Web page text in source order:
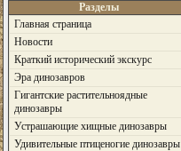
Разделы
Главная страница
Новости
Краткий исторический экскурс
Эра динозавров
Гигантские растительноядные
динозавры
Устрашающие хищные динозавры
Удивительные птиценогие динозавры